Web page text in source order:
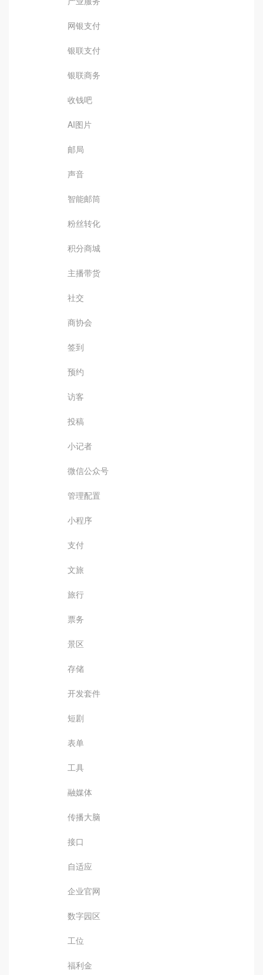
网银支付
银联支付
银联商务
收钱吧
AI图片
邮局
声音
智能邮筒
粉丝转化
积分商城
主播带货
社交
商协会
签到
预约
访客
投稿
小记者
微信公众号
管理配置
小程序
支付
文旅
旅行
票务
景区
存储
开发套件
短剧
表单
工具
融媒体
传播大脑
接口
自适应
企业官网
数字园区
工位
福利金